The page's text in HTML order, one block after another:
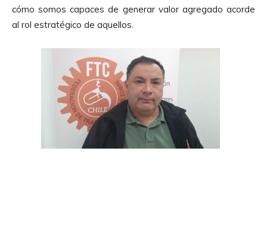
cómo somos capaces de generar valor agregado acorde
al rol estratégico de aquellos.